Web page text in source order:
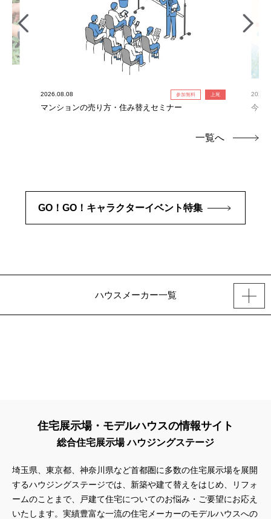
2026.08.08 参加無料 上尾
マンションの売り方・住み替えセミナー
今だ
一覧へ
GO！GO！キャラクターイベント特集
ハウスメーカー一覧
住宅展示場・モデルハウスの情報サイト
総合住宅展示場 ハウジングステージ
埼玉県、東京都、神奈川県など首都圏に多数の住宅展示場を展開
するハウジングステージでは、新築や建て替えをはじめ、リフォ
ームのことまで、戸建て住宅についてのお悩み・ご要望にお応え
いたします。実績豊富な一流の住宅メーカーのモデルハウスへの